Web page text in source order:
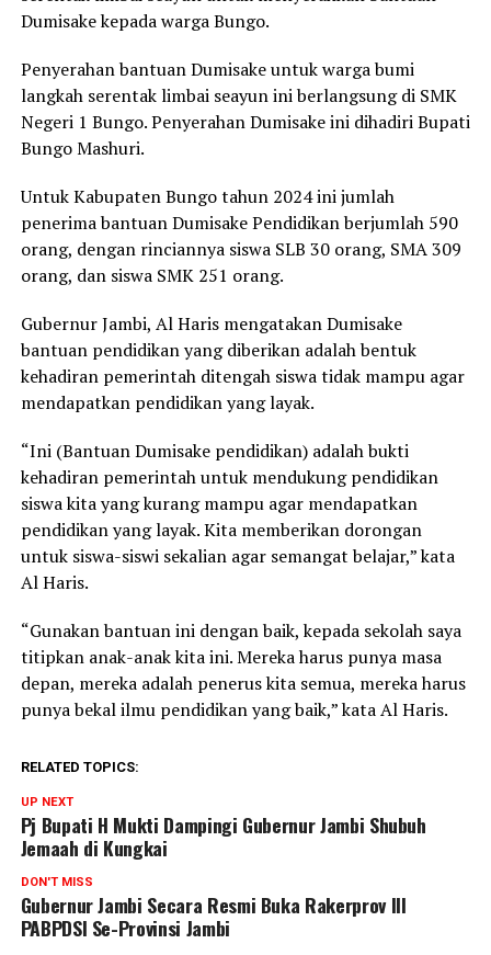
Dumisake kepada warga Bungo.
Penyerahan bantuan Dumisake untuk warga bumi
langkah serentak limbai seayun ini berlangsung di SMK
Negeri 1 Bungo. Penyerahan Dumisake ini dihadiri Bupati
Bungo Mashuri.
Untuk Kabupaten Bungo tahun 2024 ini jumlah
penerima bantuan Dumisake Pendidikan berjumlah 590
orang, dengan rinciannya siswa SLB 30 orang, SMA 309
orang, dan siswa SMK 251 orang.
Gubernur Jambi, Al Haris mengatakan Dumisake
bantuan pendidikan yang diberikan adalah bentuk
kehadiran pemerintah ditengah siswa tidak mampu agar
mendapatkan pendidikan yang layak.
“Ini (Bantuan Dumisake pendidikan) adalah bukti
kehadiran pemerintah untuk mendukung pendidikan
siswa kita yang kurang mampu agar mendapatkan
pendidikan yang layak. Kita memberikan dorongan
untuk siswa-siswi sekalian agar semangat belajar,” kata
Al Haris.
“Gunakan bantuan ini dengan baik, kepada sekolah saya
titipkan anak-anak kita ini. Mereka harus punya masa
depan, mereka adalah penerus kita semua, mereka harus
punya bekal ilmu pendidikan yang baik,” kata Al Haris.
RELATED TOPICS:
UP NEXT
Pj Bupati H Mukti Dampingi Gubernur Jambi Shubuh
Jemaah di Kungkai
DON'T MISS
Gubernur Jambi Secara Resmi Buka Rakerprov III
PABPDSI Se-Provinsi Jambi